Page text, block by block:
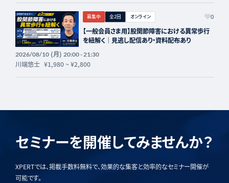
募集中 全2回 オンライン 0
【一般会員さま用】股関節障害における異常歩行
を紐解く｜見逃し配信あり・資料配布あり
2026/08/10(月) 20:00 - 21:30
川端悠士 ¥1,980~¥2,800
セミナーを開催してみませんか？
XPERTでは、掲載手数料無料で、効果的な集客と効率的なセミナー開催が
可能です。